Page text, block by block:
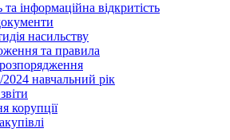
та інформаційна відкритість
насильству
та правила
2024 навчальний рік
корупції